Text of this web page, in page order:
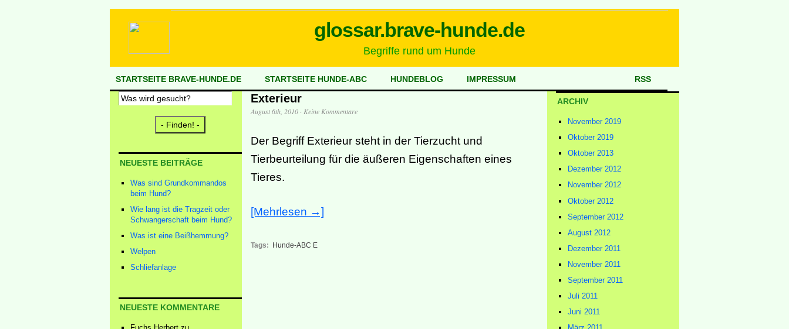
glossar.brave-hunde.de
Begriffe rund um Hunde
STARTSEITE BRAVE-HUNDE.DE STARTSEITE HUNDE-ABC HUNDEBLOG IMPRESSUM RSS
NEUESTE BEITRÄGE
Was sind Grundkommandos
beim Hund?
Wie lang ist die Tragzeit oder
Schwangerschaft beim Hund?
Was ist eine Beißhemmung?
Welpen
Schliefanlage
NEUESTE KOMMENTARE
Exterieur
August 6th, 2010 · Keine Kommentare
Der Begriff Exterieur steht in der Tierzucht und
Tierbeurteilung für die äußeren Eigenschaften eines
Tieres.
[Mehrlesen →]
Tags: Hunde-ABC E
ARCHIV
November 2019
Oktober 2019
Oktober 2013
Dezember 2012
November 2012
Oktober 2012
September 2012
August 2012
Dezember 2011
November 2011
September 2011
Juli 2011
Juni 2011